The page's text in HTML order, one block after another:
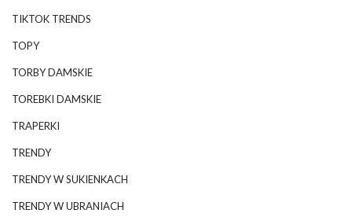
TIKTOK TRENDS
TOPY
TORBY DAMSKIE
TOREBKI DAMSKIE
TRAPERKI
TRENDY
TRENDY W SUKIENKACH
TRENDY W UBRANIACH